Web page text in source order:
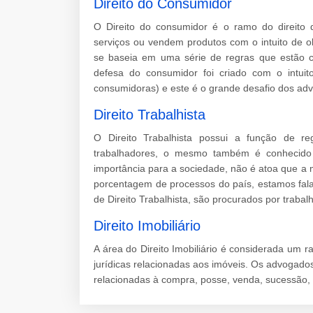
Direito do Consumidor
O Direito do consumidor é o ramo do direito
serviços ou vendem produtos com o intuito de
se baseia em uma série de regras que estão
defesa do consumidor foi criado com o
consumidoras) e este é o grande desafio dos
Direito Trabalhista
O Direito Trabalhista possui a função de
trabalhadores, o mesmo também é
importância para a sociedade, não é atoa que
porcentagem de processos do país, estamos
de Direito Trabalhista, são procurados por
Direito Imobiliário
A área do Direito Imobiliário é considerada um
jurídicas relacionadas aos imóveis. Os
relacionadas à compra, posse, venda,